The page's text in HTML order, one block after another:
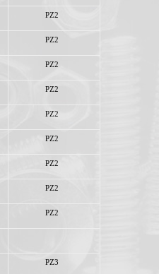
PZ2
PZ2
PZ2
PZ2
PZ2
PZ2
PZ2
PZ2
PZ2
PZ3